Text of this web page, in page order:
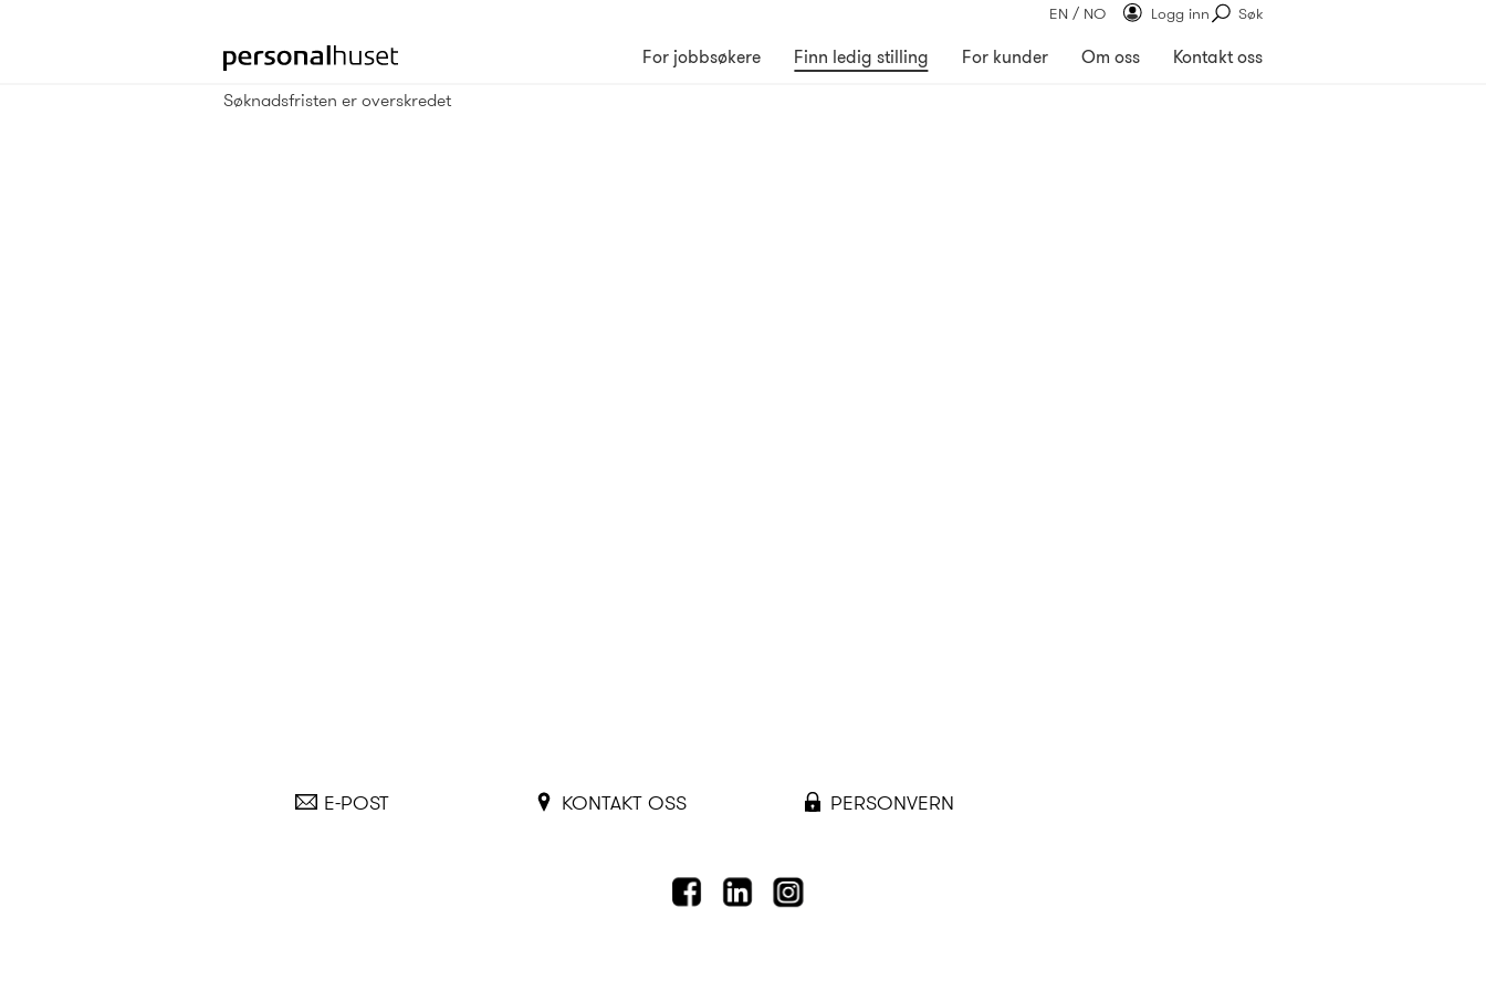
til
forsiden
Søk
EN / NO Logg inn
For jobbsøkere Finn ledig stilling For kunder Om oss
Kontakt oss
Søknadsfristen er overskredet
E-POST KONTAKT OSS PERSONVERN
FACEBOOK
LINKEDIN